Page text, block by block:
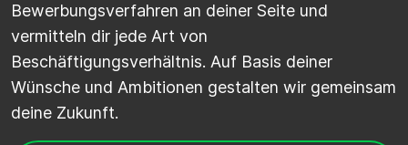
Bewerbungsverfahren an deiner Seite und
vermitteln dir jede Art von
Beschäftigungsverhältnis. Auf Basis deiner
Wünsche und Ambitionen gestalten wir gemeinsam
deine Zukunft.